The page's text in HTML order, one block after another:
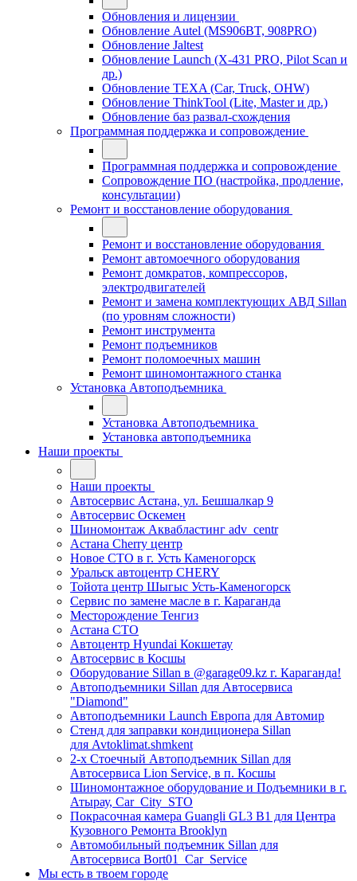
Обновления и лицензии
Обновление Autel (MS906BT, 908PRO)
Обновление Jaltest
Обновление Launch (X-431 PRO, Pilot Scan и
др.)
Обновление TEXA (Car, Truck, OHW)
Обновление ThinkTool (Lite, Master и др.)
Обновление баз развал-схождения
Программная поддержка и сопровождение
Программная поддержка и сопровождение
Сопровождение ПО (настройка, продление,
консультации)
Ремонт и восстановление оборудования
Ремонт и восстановление оборудования
Ремонт автомоечного оборудования
Ремонт домкратов, компрессоров,
электродвигателей
Ремонт и замена комплектующих АВД Sillan
(по уровням сложности)
Ремонт инструмента
Ремонт подъемников
Ремонт поломоечных машин
Ремонт шиномонтажного станка
Установка Автоподъемника
Установка Автоподъемника
Установка автоподъемника
Наши проекты
Наши проекты
Автосервис Астана, ул. Бешшалкар 9
Автосервис Оскемен
Шиномонтаж Аквабластинг adv_centr
Астана Cherry центр
Новое СТО в г. Усть Каменогорск
Уральск автоцентр CHERY
Тойота центр Шыгыс Усть-Каменогорск
Сервис по замене масле в г. Караганда
Месторождение Тенгиз
Астана СТО
Автоцентр Hyundai Кокшетау
Автосервис в Косшы
Оборудование Sillan в @garage09.kz г. Караганда!
Автоподъемники Sillan для Автосервиса
"Diamond"
Автоподъемники Launch Европа для Автомир
Стенд для заправки кондиционера Sillan
для Avtoklimat.shmkent
2-х Стоечный Автоподъемник Sillan для
Автосервиса Lion Service, в п. Косшы
Шиномонтажное оборудование и Подъемники в г.
Атырау, Car_City_STO
Покрасочная камера Guangli GL3 B1 для Центра
Кузовного Ремонта Brooklyn
Автомобильный подъемник Sillan для
Автосервиса Bort01_Car_Service
Мы есть в твоем городе